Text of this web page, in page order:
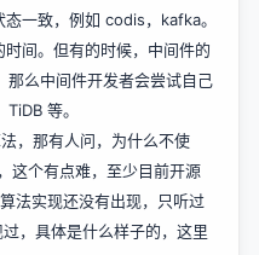
一致，例如 codis，kafka。
间。但有的时候，中间件的
那么中间件开发者会尝试自己
等。
，那有人问，为什么不使
这个有点难，至少目前开源
法实现还没有出现，只听过
，具体是什么样子的，这里